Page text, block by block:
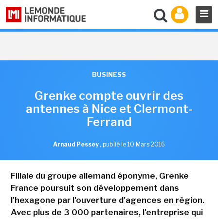
BUSINESS
Grenke compte ouvrir des
antennes à Nice et Clermont-
Ferrand
Arnaud Pessey , publié le 10 Mars 2016
Filiale du groupe allemand éponyme, Grenke
France poursuit son développement dans
l'hexagone par l'ouverture d'agences en région.
Avec plus de 3 000 partenaires, l'entreprise qui